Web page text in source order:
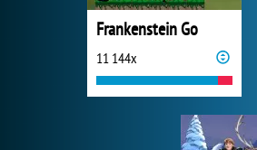
Frankenstein Go
11 144x